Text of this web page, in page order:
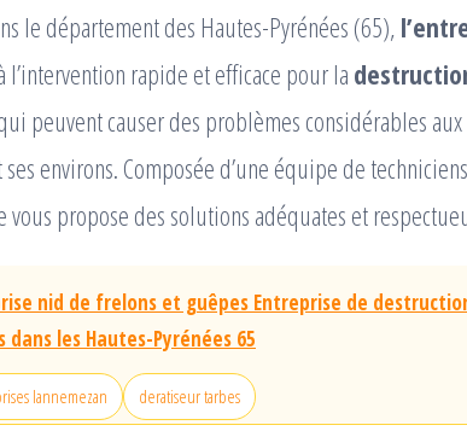
le département des Hautes-Pyrénées (65),
l’intervention rapide et efficace pour la
peuvent causer des problèmes considérables
ses environs. Composée d’une équipe de
vous propose des solutions adéquates et
nid de frelons et guêpes Entreprise de
dans les Hautes-Pyrénées 65
lannemezan deratiseur tarbes